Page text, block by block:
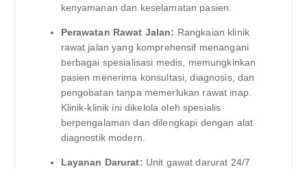
kenyamanan dan keselamatan pasien.
Perawatan Rawat Jalan: Rangkaian klinik
rawat jalan yang komprehensif menangani
berbagai spesialisasi medis, memungkinkan
pasien menerima konsultasi, diagnosis, dan
pengobatan tanpa memerlukan rawat inap.
Klinik-klinik ini dikelola oleh spesialis
berpengalaman dan dilengkapi dengan alat
diagnostik modern.
Layanan Darurat: Unit gawat darurat 24/7